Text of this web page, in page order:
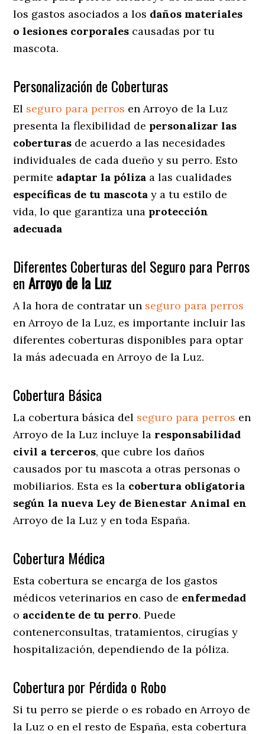
los gastos asociados a los daños materiales
o lesiones corporales causadas por tu
mascota.
Personalización de Coberturas
El seguro para perros en Arroyo de la Luz
presenta la flexibilidad de personalizar las
coberturas de acuerdo a las necesidades
individuales de cada dueño y su perro. Esto
permite adaptar la póliza a las cualidades
específicas de tu mascota y a tu estilo de
vida, lo que garantiza una protección
adecuada
Diferentes Coberturas del Seguro para Perros
en Arroyo de la Luz
A la hora de contratar un seguro para perros
en Arroyo de la Luz, es importante incluir las
diferentes coberturas disponibles para optar
la más adecuada en Arroyo de la Luz.
Cobertura Básica
La cobertura básica del seguro para perros en
Arroyo de la Luz incluye la responsabilidad
civil a terceros, que cubre los daños
causados por tu mascota a otras personas o
mobiliarios. Esta es la cobertura obligatoria
según la nueva Ley de Bienestar Animal en
Arroyo de la Luz y en toda España.
Cobertura Médica
Esta cobertura se encarga de los gastos
médicos veterinarios en caso de enfermedad
o accidente de tu perro. Puede
contenerconsultas, tratamientos, cirugías y
hospitalización, dependiendo de la póliza.
Cobertura por Pérdida o Robo
Si tu perro se pierde o es robado en Arroyo de
la Luz o en el resto de España, esta cobertura